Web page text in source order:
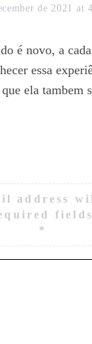
de 2021 at
é novo, a
essa
ela tambem
address
*